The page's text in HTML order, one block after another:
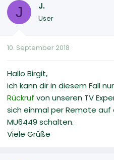
J J.
User
10. September 2018
Hallo Birgit,
ich kann dir in diesem Fall
Rückruf von unseren TV
sich einmal per Remote
MU6449 schalten.
Viele Grüße